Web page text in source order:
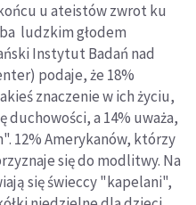
u ateistów zwrot ku
ludzkim głodem
Instytut Badań nad
podaje, że 18%
znaczenie w ich życiu,
a 14% uważa,
12% Amerykanów, którzy
się do modlitwy. Na
się świeccy "kapelani",